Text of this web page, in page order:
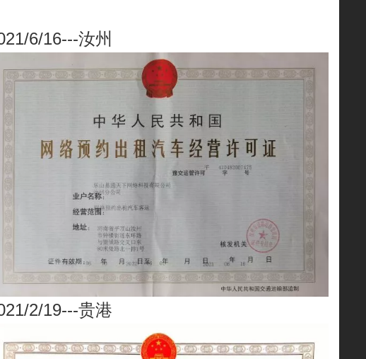
6/16---汝州
2/19---贵港